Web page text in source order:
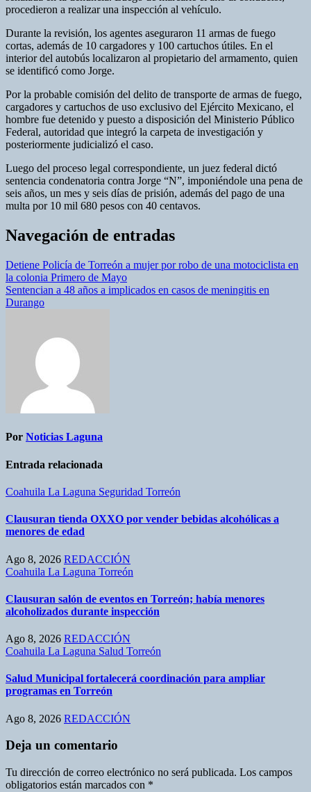
procedieron a realizar una inspección al vehículo.
Durante la revisión, los agentes aseguraron 11 armas de fuego
cortas, además de 10 cargadores y 100 cartuchos útiles. En el
interior del autobús localizaron al propietario del armamento, quien
se identificó como Jorge.
Por la probable comisión del delito de transporte de armas de fuego,
cargadores y cartuchos de uso exclusivo del Ejército Mexicano, el
hombre fue detenido y puesto a disposición del Ministerio Público
Federal, autoridad que integró la carpeta de investigación y
posteriormente judicializó el caso.
Luego del proceso legal correspondiente, un juez federal dictó
sentencia condenatoria contra Jorge “N”, imponiéndole una pena de
seis años, un mes y seis días de prisión, además del pago de una
multa por 10 mil 680 pesos con 40 centavos.
Navegación de entradas
Detiene Policía de Torreón a mujer por robo de una motociclista en
la colonia Primero de Mayo
Sentencian a 48 años a implicados en casos de meningitis en
Durango
Por Noticias Laguna
Entrada relacionada
Coahuila La Laguna Seguridad Torreón
Clausuran tienda OXXO por vender bebidas alcohólicas a
menores de edad
Ago 8, 2026 REDACCIÓN
Coahuila La Laguna Torreón
Clausuran salón de eventos en Torreón; había menores
alcoholizados durante inspección
Ago 8, 2026 REDACCIÓN
Coahuila La Laguna Salud Torreón
Salud Municipal fortalecerá coordinación para ampliar
programas en Torreón
Ago 8, 2026 REDACCIÓN
Deja un comentario
Tu dirección de correo electrónico no será publicada. Los campos
obligatorios están marcados con *